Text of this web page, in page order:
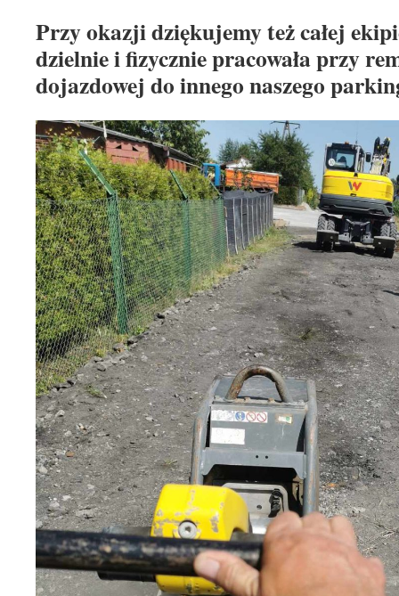
Przy okazji dziękujemy też całej
dzielnie i fizycznie pracowała przy
dojazdowej do innego naszego